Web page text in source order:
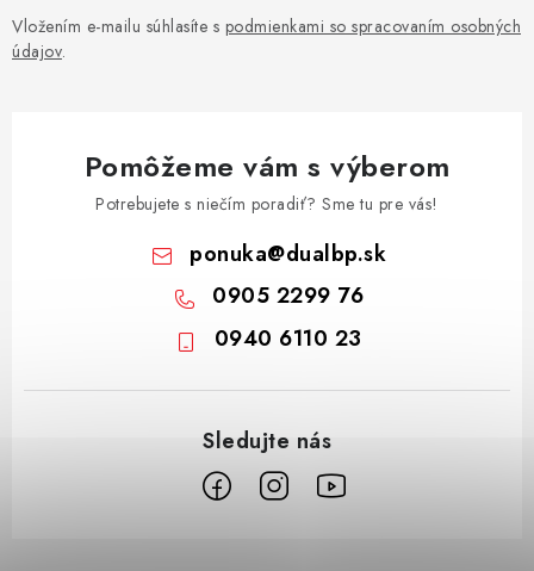
Vložením e-mailu súhlasíte s podmienkami so spracovaním osobných
údajov.
Pomôžeme vám s výberom
Potrebujete s niečím poradiť? Sme tu pre vás!
ponuka@dualbp.sk
0905 2299 76
0940 6110 23